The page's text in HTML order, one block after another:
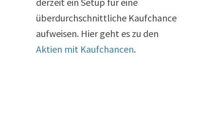
überdurchschnittliche Kaufchance
aufweisen. Hier geht es zu den
Aktien mit Kaufchancen.